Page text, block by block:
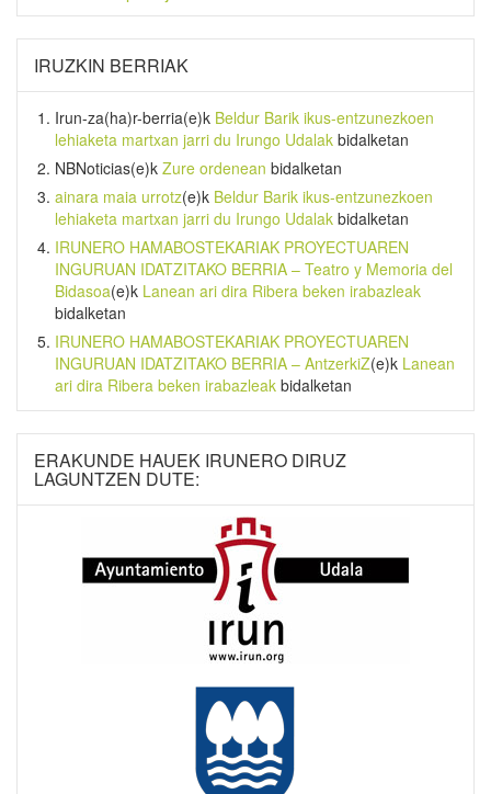
IRUZKIN BERRIAK
Irun-za(ha)r-berria(e)k Beldur Barik ikus-entzunezkoen
lehiaketa martxan jarri du Irungo Udalak bidalketan
NBNoticias(e)k Zure ordenean bidalketan
ainara maia urrotz(e)k Beldur Barik ikus-entzunezkoen
lehiaketa martxan jarri du Irungo Udalak bidalketan
IRUNERO HAMABOSTEKARIAK PROYECTUAREN
INGURUAN IDATZITAKO BERRIA – Teatro y Memoria del
Bidasoa(e)k Lanean ari dira Ribera beken irabazleak
bidalketan
IRUNERO HAMABOSTEKARIAK PROYECTUAREN
INGURUAN IDATZITAKO BERRIA – AntzerkiZ(e)k Lanean
ari dira Ribera beken irabazleak bidalketan
ERAKUNDE HAUEK IRUNERO DIRUZ
LAGUNTZEN DUTE: